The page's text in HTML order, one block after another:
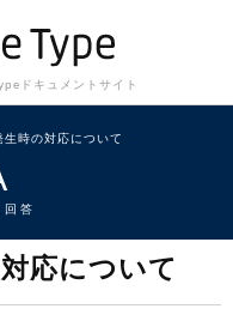
ドキュメントサイト
生時の対応について
回答
応について